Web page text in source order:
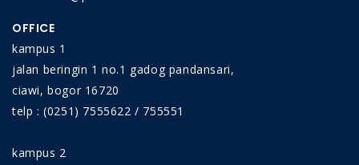
OFFICE
kampus 1
jalan beringin 1 no.1 gadog pandansari,
ciawi, bogor 16720
telp : (0251) 7555622 / 755551
kampus 2